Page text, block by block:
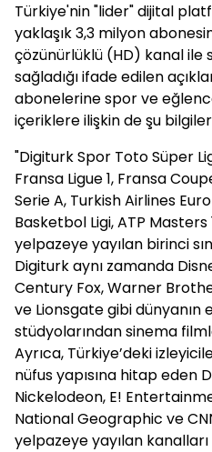
Türkiye'nin "lider" dijital
yaklaşık 3,3 milyon
çözünürlüklü (HD) kanal
sağladığı ifade edilen
abonelerine spor ve
içeriklere ilişkin de şu
"Digiturk Spor Toto Süper
Fransa Ligue 1, Fransa
Serie A, Turkish Airlines
Basketbol Ligi, ATP
yelpazeye yayılan birinci
Digiturk aynı zamanda
Century Fox, Warner
ve Lionsgate gibi dünyanın
stüdyolarından sinema
Ayrıca, Türkiye’deki
nüfus yapısına hitap eden
Nickelodeon, E!
National Geographic ve
yelpazeye yayılan kanalları